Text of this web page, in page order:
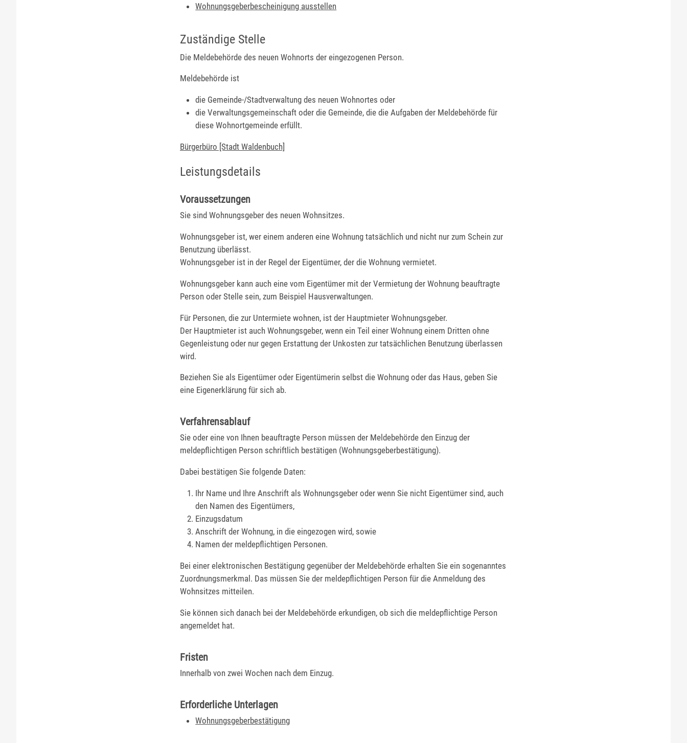
Wohnungsgeberbescheinigung ausstellen
Zuständige Stelle
Die Meldebehörde des neuen Wohnorts der eingezogenen Person.
Meldebehörde ist
die Gemeinde-/Stadtverwaltung des neuen Wohnortes oder
die Verwaltungsgemeinschaft oder die Gemeinde, die die Aufgaben der Meldebehörde für
diese Wohnortgemeinde erfüllt.
Bürgerbüro [Stadt Waldenbuch]
Leistungsdetails
Voraussetzungen
Sie sind Wohnungsgeber des neuen Wohnsitzes.
Wohnungsgeber ist, wer einem anderen eine Wohnung tatsächlich und nicht nur zum Schein zur
Benutzung überlässt.
Wohnungsgeber ist in der Regel der Eigentümer, der die Wohnung vermietet.
Wohnungsgeber kann auch eine vom Eigentümer mit der Vermietung der Wohnung beauftragte
Person oder Stelle sein, zum Beispiel Hausverwaltungen.
Für Personen, die zur Untermiete wohnen, ist der Hauptmieter Wohnungsgeber.
Der Hauptmieter ist auch Wohnungsgeber, wenn ein Teil einer Wohnung einem Dritten ohne
Gegenleistung oder nur gegen Erstattung der Unkosten zur tatsächlichen Benutzung überlassen
wird.
Beziehen Sie als Eigentümer oder Eigentümerin selbst die Wohnung oder das Haus, geben Sie
eine Eigenerklärung für sich ab.
Verfahrensablauf
Sie oder eine von Ihnen beauftragte Person müssen der Meldebehörde den Einzug der
meldepflichtigen Person schriftlich bestätigen (Wohnungsgeberbestätigung).
Dabei bestätigen Sie folgende Daten:
Ihr Name und Ihre Anschrift als Wohnungsgeber oder wenn Sie nicht Eigentümer sind, auch
den Namen des Eigentümers,
Einzugsdatum
Anschrift der Wohnung, in die eingezogen wird, sowie
Namen der meldepflichtigen Personen.
Bei einer elektronischen Bestätigung gegenüber der Meldebehörde erhalten Sie ein sogenanntes
Zuordnungsmerkmal. Das müssen Sie der meldepflichtigen Person für die Anmeldung des
Wohnsitzes mitteilen.
Sie können sich danach bei der Meldebehörde erkundigen, ob sich die meldepflichtige Person
angemeldet hat.
Fristen
Innerhalb von zwei Wochen nach dem Einzug.
Erforderliche Unterlagen
Wohnungsgeberbestätigung